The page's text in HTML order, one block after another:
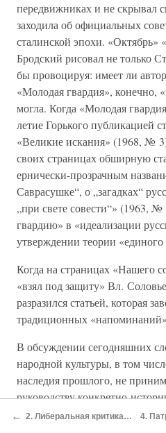
передвижниках и не скрывал
заходила об официальных
сталинской эпохи. «Октябрь»
Бродский рисовал не только
бы провоцируя: имеет ли
«Молодая гвардия», конечно,
могла. Когда «Молодая
летие Горького публикацией
«Великие искания» (1968, №
своих страницах обширную
ернически-прозрачным
Саврасушке“, о „загадках“
„при свете совести“» (1963,
гвардию» в «идеализации
утверждении теории «единого
Когда на страницах «Нашего
«взял под защиту» Вл.
разразился статьей, которая
традиционных
В обсуждении сегодняшних
народной культуры, в том
наследия прошлого, не
руководству конкретно-
партийные ориентиры и
← 2. Либеральная критика («Новый мир»)